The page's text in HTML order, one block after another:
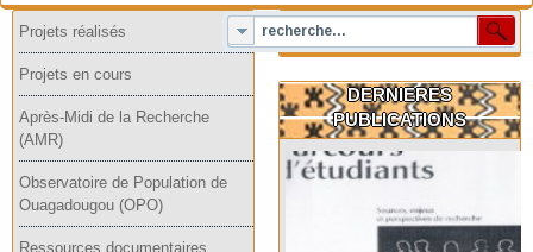
Projets réalisés
Projets en cours
Après-Midi de la Recherche
(AMR)
Observatoire de Population de
Ouagadougou (OPO)
Ressources documentaires
DERNIERES
PUBLICATIONS